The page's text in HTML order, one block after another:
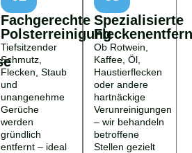
Fachgerechte
Polsterreinigung
Tiefsitzender
Schmutz,
Flecken, Staub
und
unangenehme
Gerüche
werden
gründlich
entfernt – ideal
Spezialisierte
Ob Rotwein,
Kaffee, Öl,
Haustierflecken
oder andere
hartnäckige
Verunreinigungen
– wir behandeln
betroffene
Stellen gezielt